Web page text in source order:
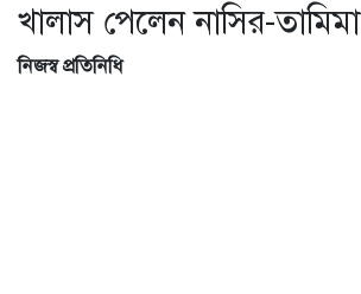
খালাস পেলেন নাসির-তামিমা
নিজস্ব প্রতিনিধি